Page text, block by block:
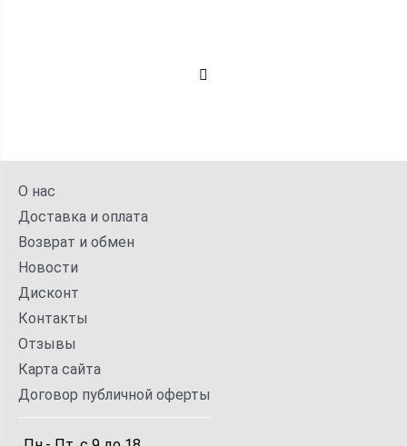
О нас
Доставка и оплата
Возврат и обмен
Новости
Дисконт
Контакты
Отзывы
Карта сайта
Договор публичной оферты